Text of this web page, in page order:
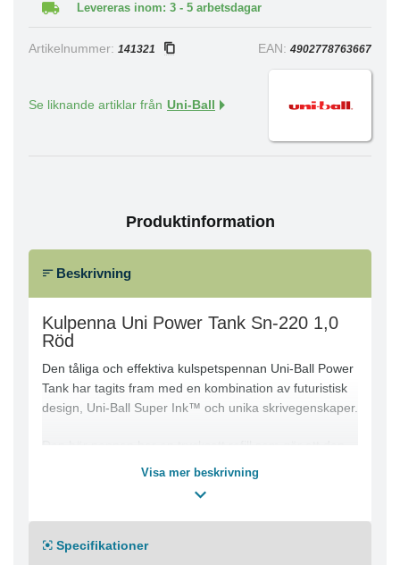
Levereras inom: 3 - 5 arbetsdagar
Artikelnummer: 141321 EAN: 4902778763667
Se liknande artiklar från Uni-Ball
Produktinformation
Beskrivning
Kulpenna Uni Power Tank Sn-220 1,0
Röd
Den tåliga och effektiva kulspetspennan Uni-Ball Power
Tank har tagits fram med en kombination av futuristisk
design, Uni-Ball Super Ink™ och unika skrivegenskaper.
Den här pennan har en trycksatt refill som gör att den
kan användas under extrema förhållanden. Den kan
tillförlitlig och robust. Den här pennan med ergonomiskt
gummigrepp och genomskinligt skaft innehåller bläcket
Visa mer beskrivning
Specifikationer